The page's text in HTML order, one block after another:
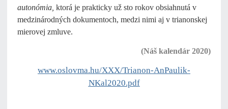
autonómia, ktorá je prakticky už sto rokov obsiahnutá v
medzinárodných dokumentoch, medzi nimi aj v trianonskej
mierovej zmluve.
(Náš kalendár 2020)
www.oslovma.hu/XXX/Trianon-AnPaulik-
NKal2020.pdf